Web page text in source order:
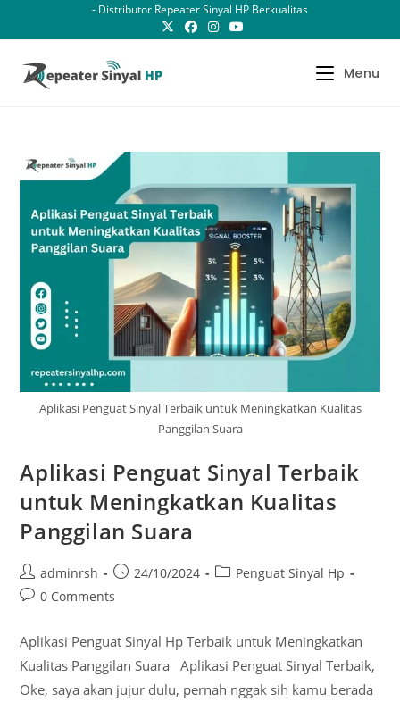
- Distributor Repeater Sinyal HP Berkualitas
Menu
Aplikasi Penguat Sinyal Terbaik untuk Meningkatkan Kualitas
Panggilan Suara
Aplikasi Penguat Sinyal Terbaik
untuk Meningkatkan Kualitas
Panggilan Suara
Post
author:
adminrsh
Post
published:
24/10/2024
PostPenguat Sinyal Hp
Post0 Comments
Aplikasi Penguat Sinyal Hp Terbaik untuk Meningkatkan
Kualitas Panggilan Suara Aplikasi Penguat Sinyal Terbaik,
Oke, saya akan jujur dulu, pernah nggak sih kamu berada